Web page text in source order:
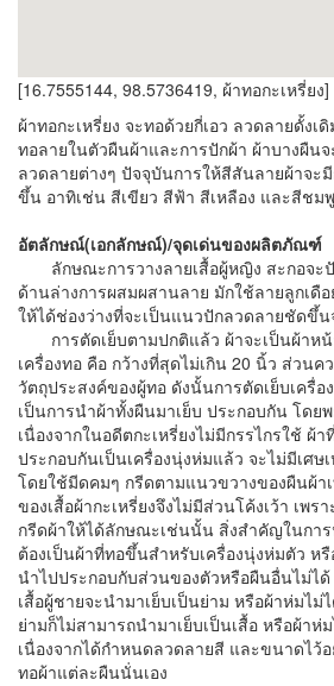
[16.7555144, 98.5736419, ผ้าทอกะเหรี่ยง]
ผ้าทอกะเหรี่ยง จะทอด้วยกี่เอว ลวดลายดั้ง
ทอลายในตัวผืนผ้าและการปักผ้า ผ้าบางผืนจ
ลวดลายต่างๆ ปัจจุบันการให้สีสันลายผ้าจะ
ขึ้น อาทิเช่น สีเขียว สีฟ้า สีเหลือง และสีชมพู
อัตลักษณ์(เอกลักษณ์)/จุดเด่นของผลิตภัณฑ์
ลักษณะการวางลายเสื้อผู้หญิง สะกอจะ
ด้านล่างการผสมผสานลาย มักใช้ลายลูกเดื
ให้ได้ช่องว่างที่จะเป็นแนวปักลวดลายชัดขึ้
การตัดเย็บตามปกติแล้ว ผ้าจะเป็นผ้าห
เครื่องทอ คือ กว้างที่สุดไม่เกิน 20 นิ้ว ส่วนค
วัตถุประสงค์ของผู้ทอ ดังนั้นการตัดเย็บเครื่อ
เป็นการนำผ้าทั้งผืนมาเย็บ ประกอบกัน โดย
เนื่องจากในอดีตกะเหรี่ยงไม่มีกรรไกรใช้ ผ้
ประกอบกันเป็นเครื่องนุ่งห่มแล้ว จะไม่มีเศษ
โดยใช้มีดคมๆ กรีดตามแนวขวางของผืนผ้า
ของเสื้อผ้ากะเหรี่ยงจึงไม่มีส่วนโค้งเว้า เพร
กรีดผ้าให้ได้ลักษณะเช่นนั้น สิ่งสำคัญในกา
ต้องเป็นผ้าที่ทอขึ้นสำหรับเครื่องนุ่งห่มตัว ห
นำไปประกอบกับส่วนของตัวหรือผืนอื่นไม่ได้
เสื้อผู้ชายจะนำมาเย็บเป็นย่าม หรือผ้าห่มไม่
ย่ามก็ไม่สามารถนำมาเย็บเป็นเสื้อ หรือผ้าห่
เนื่องจากได้กำหนดลวดลายสี และขนาดไว้
ทอผ้าแต่ละผืนนั่นเอง